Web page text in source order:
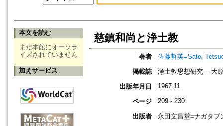
本文を読む
まだ本館にオーソラ
イズされていません
加えサービス
慈鎮和尚と浄土教
著者
佐藤哲英=Sato,
掲載誌
浄土教思想研究 -- 大
出版年月日
1967.11
ページ 209 - 230
出版者
永田文昌堂=ナガタブ